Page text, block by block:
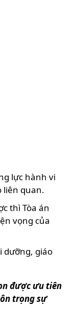
lực hành vi
liên quan.
thì Tòa án
vọng của
dưỡng, giáo
được ưu tiên
trọng sự